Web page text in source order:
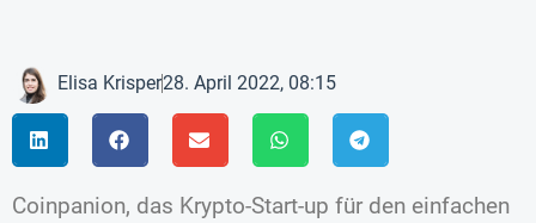
Elisa Krisper28. April 2022, 08:15
Coinpanion, das Krypto-Start-up für den einfachen